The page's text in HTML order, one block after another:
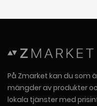
På Zmarket kan du som
mängder av produkter
lokala tjänster med